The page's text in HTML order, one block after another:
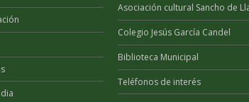
Asociación cultural Sancho de
Colegio Jesús García Candel
Biblioteca Municipal
Teléfonos de interés